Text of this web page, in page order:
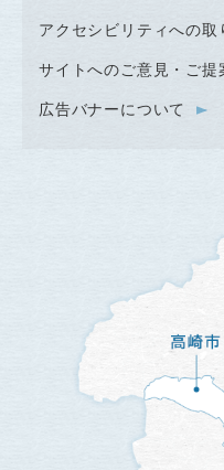
アクセシビリティへの取
サイトへのご意見・ご提
広告バナーについて